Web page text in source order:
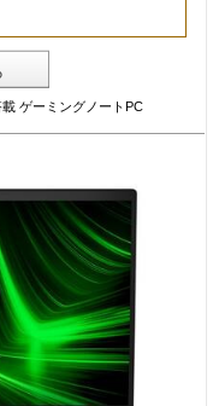
ゲーミングノートPC